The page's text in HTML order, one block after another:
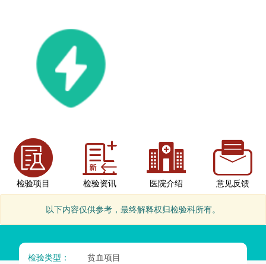
检验项目 检验资讯 医院介绍 意见反馈
以下内容仅供参考，最终解释权归检验科所有。
检验类型： 贫血项目